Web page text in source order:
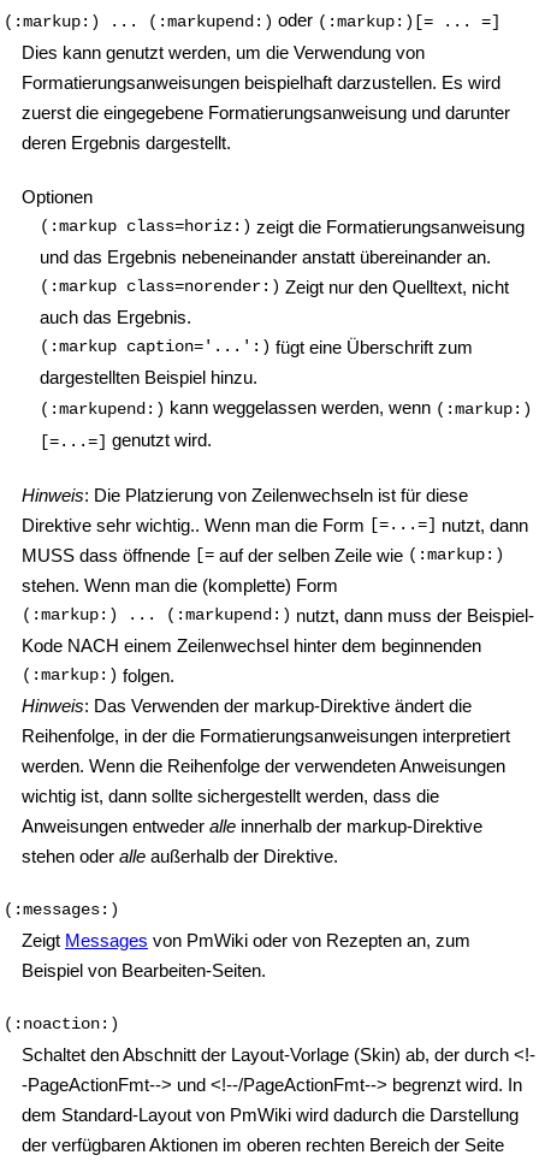
(:markup:) ... (:markupend:) oder (:markup:) [= ... =]
Dies kann genutzt werden, um die Verwendung von
Formatierungsanweisungen beispielhaft darzustellen. Es wird
zuerst die eingegebene Formatierungsanweisung und darunter
deren Ergebnis dargestellt.
Optionen
(:markup class=horiz:) zeigt die Formatierungsanweisung
und das Ergebnis nebeneinander anstatt übereinander an.
(:markup class=norender:) Zeigt nur den Quelltext, nicht
auch das Ergebnis.
(:markup caption='...':) fügt eine Überschrift zum
dargestellten Beispiel hinzu.
(:markupend:) kann weggelassen werden, wenn (:markup:)
[=...=] genutzt wird.
Hinweis: Die Platzierung von Zeilenwechseln ist für diese
Direktive sehr wichtig.. Wenn man die Form [=...=] nutzt, dann
MUSS dass öffnende [= auf der selben Zeile wie (:markup:)
stehen. Wenn man die (komplette) Form
(:markup:) ... (:markupend:) nutzt, dann muss der Beispiel-
Kode NACH einem Zeilenwechsel hinter dem beginnenden
(:markup:) folgen.
Hinweis: Das Verwenden der markup-Direktive ändert die
Reihenfolge, in der die Formatierungsanweisungen interpretiert
werden. Wenn die Reihenfolge der verwendeten Anweisungen
wichtig ist, dann sollte sichergestellt werden, dass die
Anweisungen entweder alle innerhalb der markup-Direktive
stehen oder alle außerhalb der Direktive.
(:messages:)
Zeigt Messages von PmWiki oder von Rezepten an, zum
Beispiel von Bearbeiten-Seiten.
(:noaction:)
Schaltet den Abschnitt der Layout-Vorlage (Skin) ab, der durch <!-
-PageActionFmt--> und <!--/PageActionFmt--> begrenzt wird. In
dem Standard-Layout von PmWiki wird dadurch die Darstellung
der verfügbaren Aktionen im oberen rechten Bereich der Seite